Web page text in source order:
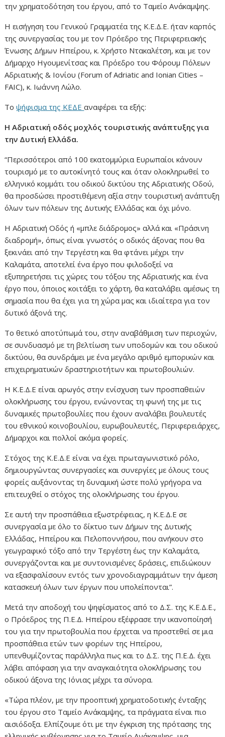
την χρηματοδότηση του έργου, από το Ταμείο Ανάκαμψης.
Η εισήγηση του Γενικού Γραμματέα της Κ.Ε.Δ.Ε. ήταν καρπός
της συνεργασίας του με τον Πρόεδρο της Περιφερειακής
Ένωσης Δήμων Ηπείρου, κ. Χρήστο Ντακαλέτση, και με τον
Δήμαρχο Ηγουμενίτσας και Πρόεδρο του Φόρουμ Πόλεων
Αδριατικής & Ιονίου (Forum of Adriatic and Ionian Cities –
FAIC), κ. Ιωάννη Λώλο.
Τοψήφισμα της ΚΕΔΕαναφέρει τα εξής:
Η Αδριατική οδός μοχλός τουριστικής ανάπτυξης για
την Δυτική Ελλάδα.
“Περισσότεροι από 100 εκατομμύρια Ευρωπαίοι κάνουν
τουρισμό με το αυτοκίνητό τους και όταν ολοκληρωθεί το
ελληνικό κομμάτι του οδικού δικτύου της Αδριατικής Οδού,
θα προσδώσει προστιθέμενη αξία στην τουριστική ανάπτυξη
όλων των πόλεων της Δυτικής Ελλάδας και όχι μόνο.
Η Αδριατική Οδός ή «μπλε διάδρομος» αλλά και «Πράσινη
διαδρομή», όπως είναι γνωστός ο οδικός άξονας που θα
ξεκινάει από την Τεργέστη και θα φτάνει μέχρι την
Καλαμάτα, αποτελεί ένα έργο που φιλοδοξεί να
εξυπηρετήσει τις χώρες του τόξου της Αδριατικής και ένα
έργο που, όποιος κοιτάξει το χάρτη, θα καταλάβει αμέσως τη
σημασία που θα έχει για τη χώρα μας και ιδιαίτερα για τον
δυτικό άξονά της.
Το θετικό αποτύπωμά του, στην αναβάθμιση των περιοχών,
σε συνδυασμό με τη βελτίωση των υποδομών και του οδικού
δικτύου, θα συνδράμει με ένα μεγάλο αριθμό εμπορικών και
επιχειρηματικών δραστηριοτήτων και πρωτοβουλιών.
Η Κ.Ε.Δ.Ε είναι αρωγός στην ενίσχυση των προσπαθειών
ολοκλήρωσης του έργου, ενώνοντας τη φωνή της με τις
δυναμικές πρωτοβουλίες που έχουν αναλάβει βουλευτές
του εθνικού κοινοβουλίου, ευρωβουλευτές, Περιφερειάρχες,
Δήμαρχοι και πολλοί ακόμα φορείς.
Στόχος της Κ.Ε.Δ.Ε είναι να έχει πρωταγωνιστικό ρόλο,
δημιουργώντας συνεργασίες και συνεργίες με όλους τους
φορείς αυξάνοντας τη δυναμική ώστε πολύ γρήγορα να
επιτευχθεί ο στόχος της ολοκλήρωσης του έργου.
Σε αυτή την προσπάθεια εξωστρέφειας, η Κ.Ε.Δ.Ε σε
συνεργασία με όλο το δίκτυο των Δήμων της Δυτικής
Ελλάδας, Ηπείρου και Πελοποννήσου, που ανήκουν στο
γεωγραφικό τόξο από την Τεργέστη έως την Καλαμάτα,
συνεργάζονται και με συντονισμένες δράσεις, επιδιώκουν
να εξασφαλίσουν εντός των χρονοδιαγραμμάτων την άμεση
κατασκευή όλων των έργων που υπολείπονται”.
Μετά την αποδοχή του ψηφίσματος από το Δ.Σ. της Κ.Ε.Δ.Ε.,
ο Πρόεδρος της Π.Ε.Δ. Ηπείρου εξέφρασε την ικανοποίησή
του για την πρωτοβουλία που έρχεται να προστεθεί σε μια
προσπάθεια ετών των φορέων της Ηπείρου,
υπενθυμίζοντας παράλληλα πως και το Δ.Σ. της Π.Ε.Δ. έχει
λάβει απόφαση για την αναγκαιότητα ολοκλήρωσης του
οδικού άξονα της Ιόνιας μέχρι τα σύνορα.
«Τώρα πλέον, με την προοπτική χρηματοδοτικής ένταξης
του έργου στο Ταμείο Ανάκαμψης, τα πράγματα είναι πιο
αισιόδοξα. Ελπίζουμε ότι με την έγκριση της πρότασης της